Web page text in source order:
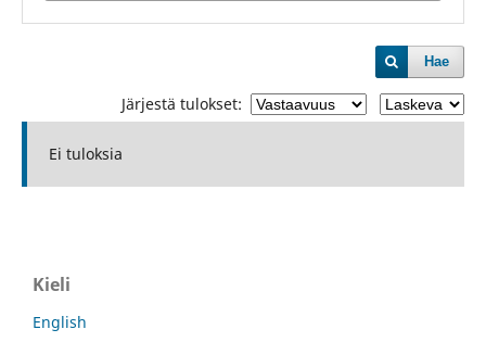
Hae
Järjestä tulokset:
Ei tuloksia
Kieli
English